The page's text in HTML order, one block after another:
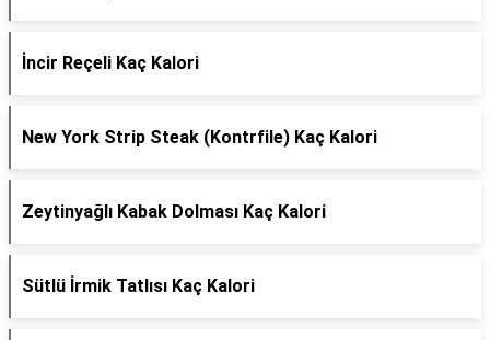
İncir Reçeli Kaç Kalori
New York Strip Steak (Kontrfile) Kaç Kalori
Zeytinyağlı Kabak Dolması Kaç Kalori
Sütlü İrmik Tatlısı Kaç Kalori